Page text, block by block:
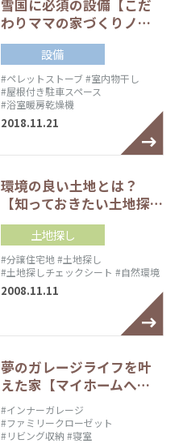
雪国に必須の設備【こだ
わりママの家づくりノ…
設備
#ペレットストーブ#室内物干し
#屋根付き駐車スペース
#浴室暖房乾燥機
2018.11.21
環境の良い土地とは？
【知っておきたい土地探…
土地探し
#分譲住宅地#土地探し
#土地探しチェックシート #自然環境
2008.11.11
夢のガレージライフを叶
えた家【マイホームへ…
#インナーガレージ
#ファミリークローゼット
#リビング収納 #寝室